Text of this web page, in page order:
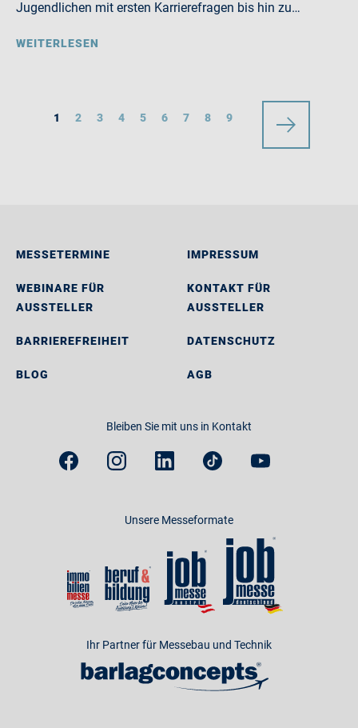
Jugendlichen mit ersten Karrierefragen bis hin zu…
WEITERLESEN
1 2 3 4 5 6 7 8 9
MESSETERMINE
WEBINARE FÜR
AUSSTELLER
BARRIEREFREIHEIT
BLOG
IMPRESSUM
KONTAKT FÜR
AUSSTELLER
DATENSCHUTZ
AGB
Bleiben Sie mit uns in Kontakt
Unsere Messeformate
Ihr Partner für Messebau und Technik